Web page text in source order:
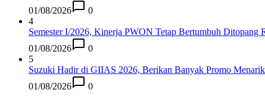
01/08/2026
0
4
Semester I/2026, Kinerja PWON Tetap Bertumbuh Ditopang
01/08/2026
0
5
Suzuki Hadir di GIIAS 2026, Berikan Banyak Promo
01/08/2026
0